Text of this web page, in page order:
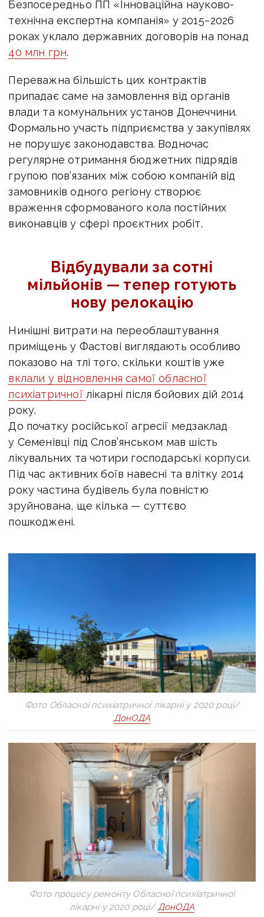
Безпосередньо ПП «Інноваційна науково-
технічна експертна компанія» у 2015−2026
роках уклало державних договорів на понад
40 млн грн.
Переважна більшість цих контрактів
припадає саме на замовлення від органів
влади та комунальних установ Донеччини.
Формально участь підприємства у закупівлях
не порушує законодавства. Водночас
регулярне отримання бюджетних підрядів
групою пов’язаних між собою компаній від
замовників одного регіону створює
враження сформованого кола постійних
виконавців у сфері проєктних робіт.
Відбудували за сотні
мільйонів — тепер готують
нову релокацію
Нинішні витрати на переоблаштування
приміщень у Фастові виглядають особливо
показово на тлі того, скільки коштів уже
вклали у відновлення самої обласної
психіатричної лікарні після бойових дій 2014
року.
До початку російської агресії медзаклад
у Семенівці під Слов’янськом мав шість
лікувальних та чотири господарські корпуси.
Під час активних боїв навесні та влітку 2014
року частина будівель була повністю
зруйнована, ще кілька — суттєво
пошкоджені.
Фото Обласної психіатричної лікарні у 2020 році/
ДонОДА
Фото процесу ремонту Обласної психіатричної
лікарні у 2020 році/ДонОДА